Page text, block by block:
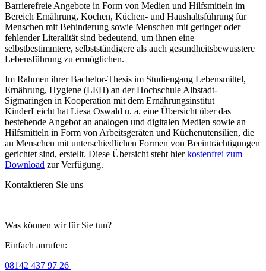
Barrierefreie Angebote in Form von Medien und Hilfsmitteln im
Bereich Ernährung, Kochen, Küchen- und Haushaltsführung für
Menschen mit Behinderung sowie Menschen mit geringer oder
fehlender Literalität sind bedeutend, um ihnen eine
selbstbestimmtere, selbstständigere als auch gesundheitsbewusstere
Lebensführung zu ermöglichen.
Im Rahmen ihrer Bachelor-Thesis im Studiengang Lebensmittel,
Ernährung, Hygiene (LEH) an der Hochschule Albstadt-
Sigmaringen in Kooperation mit dem Ernährungsinstitut
KinderLeicht hat Liesa Oswald u. a. eine Übersicht über das
bestehende Angebot an analogen und digitalen Medien sowie an
Hilfsmitteln in Form von Arbeitsgeräten und Küchenutensilien, die
an Menschen mit unterschiedlichen Formen von Beeinträchtigungen
gerichtet sind, erstellt. Diese Übersicht steht hierkostenfrei zum
Download zur Verfügung.
Kontaktieren Sie uns
Was können wir für Sie tun?
Einfach anrufen:
08142 437 97 26